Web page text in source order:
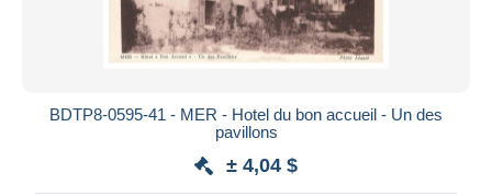
BDTP8-0595-41 - MER - Hotel du bon accueil - Un des
pavillons
± 4,04 $